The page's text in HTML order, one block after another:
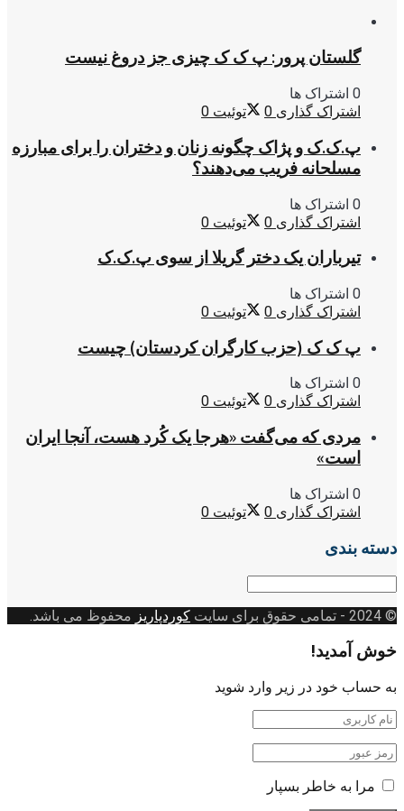
گلستان پرور: پ ک ک چیزی جز دروغ نیست
0 اشتراک ها
اشتراک گذاری 0 توئیت 0
پ.ک.ک و پژاک چگونه زنان و دختران را برای مبارزه
مسلحانه فریب می‌دهند؟
0 اشتراک ها
اشتراک گذاری 0 توئیت 0
تیرباران یک دختر گریلا از سوی پ.ک.ک
0 اشتراک ها
اشتراک گذاری 0 توئیت 0
پ ک ک (حزب کارگران کردستان) چیست
0 اشتراک ها
اشتراک گذاری 0 توئیت 0
مردی که می‌گفت «هرجا یک کُرد هست، آنجا ایران
است»
0 اشتراک ها
اشتراک گذاری 0 توئیت 0
دسته بندی
© 2024
- تمامی حقوق برای سایت کوردپاریز محفوظ می باشد.
خوش آمدید!
به حساب خود در زیر وارد شوید
مرا به خاطر بسپار